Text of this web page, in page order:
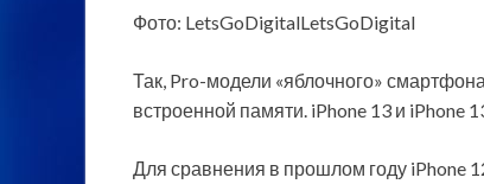
Фото: LetsGoDigitalLetsGoDigital
Так, Pro-модели «яблочного»
встроенной памяти. iPhone 13 и iPhone
Для сравнения в прошлом году iPhone